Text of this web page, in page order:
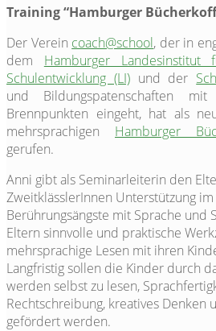
Training “Hamburger
Der Verein coach@school, der in
dem Hamburger
Schulentwicklung (LI)und der
und Bildungspatenschaften
Brennpunkten eingeht, hat als
mehrsprachigen Hamburger
gerufen.
Anni gibt als Seminarleiterin den
ZweitklässlerInnen Unterstützung
Berührungsängste mit Sprache und
Eltern sinnvolle und praktische
mehrsprachige Lesen mit ihren
Langfristig sollen die Kinder durch
werden selbst zu lesen,
Rechtschreibung, kreatives Denken
gefördert werden.